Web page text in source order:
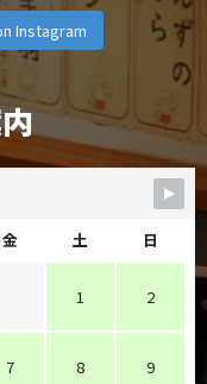
月 14 12月 29
月 4 10月 19
25
motsuyakiy
9月 22
Instagram
金 土 日
1 2
7 8 9